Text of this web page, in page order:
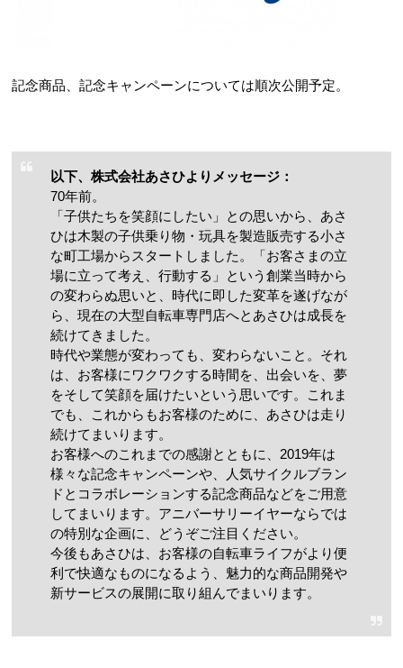
記念商品、記念キャンペーンについては順次公開予定。
以下、株式会社あさひよりメッセージ：
70年前。
「子供たちを笑顔にしたい」との思いから、あさ
ひは木製の子供乗り物・玩具を製造販売する小さ
な町工場からスタートしました。「お客さまの立
場に立って考え、行動する」という創業当時から
の変わらぬ思いと、時代に即した変革を遂げなが
ら、現在の大型自転車専門店へとあさひは成長を
続けてきました。
時代や業態が変わっても、変わらないこと。それ
は、お客様にワクワクする時間を、出会いを、夢
をそして笑顔を届けたいという思いです。これま
でも、これからもお客様のために、あさひは走り
続けてまいります。
お客様へのこれまでの感謝とともに、2019年は
様々な記念キャンペーンや、人気サイクルブラン
ドとコラボレーションする記念商品などをご用意
してまいります。アニバーサリーイヤーならでは
の特別な企画に、どうぞご注目ください。
今後もあさひは、お客様の自転車ライフがより便
利で快適なものになるよう、魅力的な商品開発や
新サービスの展開に取り組んでまいります。